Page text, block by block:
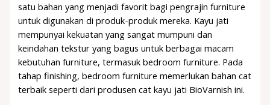
satu bahan yang menjadi favorit bagi pengrajin furniture
untuk digunakan di produk-produk mereka. Kayu jati
mempunyai kekuatan yang sangat mumpuni dan
keindahan tekstur yang bagus untuk berbagai macam
kebutuhan furniture, termasuk bedroom furniture. Pada
tahap finishing, bedroom furniture memerlukan bahan cat
terbaik seperti dari produsen cat kayu jati BioVarnish ini.